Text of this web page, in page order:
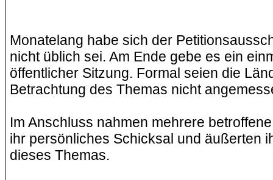
Monatelang habe sich der
nicht üblich sei. Am Ende gebe es ein
öffentlicher Sitzung. Formal seien die
Betrachtung des Themas nicht
Im Anschluss nahmen mehrere
ihr persönliches Schicksal und äußerten
dieses Themas.